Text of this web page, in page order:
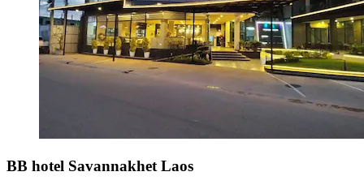
BB hotel Savannakhet Laos